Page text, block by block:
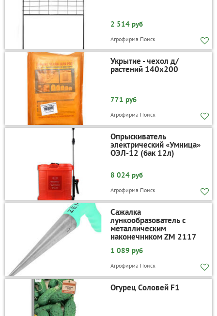
2 514 руб
Агрофирма Поиск
Укрытие - чехол д/
растений 140х200
771 руб
Агрофирма Поиск
Опрыскиватель
электрический «Умница»
ОЭЛ-12 (бак 12л)
8 024 руб
Агрофирма Поиск
Сажалка
лункообразователь с
металлическим
наконечником ZM 2117
1 089 руб
Агрофирма Поиск
Огурец Соловей F1